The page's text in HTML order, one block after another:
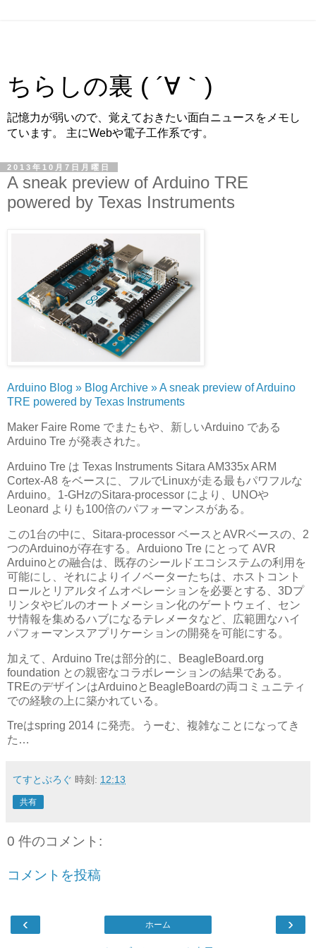
ちらしの裏 ( ´∀｀)
記憶力が弱いので、覚えておきたい面白ニュースをメモし
ています。 主にWebや電子工作系です。
2013年10月7日月曜日
A sneak preview of Arduino TRE
powered by Texas Instruments
Arduino Blog » Blog Archive » A sneak preview of Arduino
TRE powered by Texas Instruments
Maker Faire Rome でまたもや、新しいArduino である
Arduino Tre が発表された。
Arduino Tre は Texas Instruments Sitara AM335x ARM
Cortex-A8 をベースに、フルでLinuxが走る最もパワフルな
Arduino。1-GHzのSitara-processor により、UNOや
Leonard よりも100倍のパフォーマンスがある。
この1台の中に、Sitara-processor ベースとAVRベースの、2
つのArduinoが存在する。Arduiono Tre にとって AVR
Arduinoとの融合は、既存のシールドエコシステムの利用を
可能にし、それによりイノベーターたちは、ホストコント
ロールとリアルタイムオペレーションを必要とする、3Dプ
リンタやビルのオートメーション化のゲートウェイ、セン
サ情報を集めるハブになるテレメータなど、広範囲なハイ
パフォーマンスアプリケーションの開発を可能にする。
加えて、Arduino Treは部分的に、BeagleBoard.org
foundation との親密なコラボレーションの結果である。
TREのデザインはArduinoとBeagleBoardの両コミュニティ
での経験の上に築かれている。
Treはspring 2014 に発売。うーむ、複雑なことになってき
た…
てすとぶろぐ 時刻: 12:13
共有
0 件のコメント:
コメントを投稿
‹ ›
ホーム